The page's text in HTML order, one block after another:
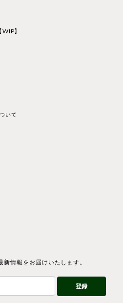
】
いて
情報をお届けいたします。
登録